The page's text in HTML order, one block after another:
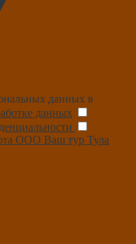
данных в
данных
ООО Ваш тур Тула